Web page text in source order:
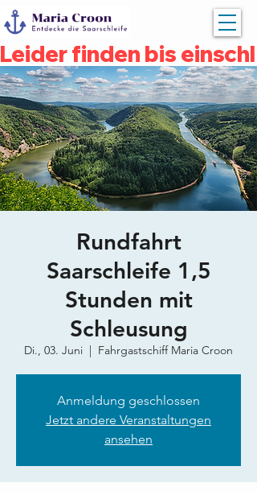
Leider finden bis
Rundfahrt
Saarschleife 1,5
Stunden mit
Schleusung
Di., 03. Juni Fahrgastschiff Maria Croon
Anmeldung geschlossen
Jetzt andere Veranstaltungen
ansehen